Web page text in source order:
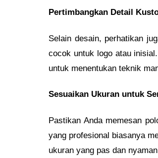
Pertimbangkan Detail
Selain desain, perhatikan
cocok untuk logo atau
untuk menentukan teknik
Sesuaikan Ukuran untuk
Pastikan Anda memesan
yang profesional biasanya
ukuran yang pas dan